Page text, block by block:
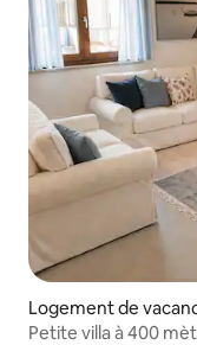
Logement de
Petite villa à 400